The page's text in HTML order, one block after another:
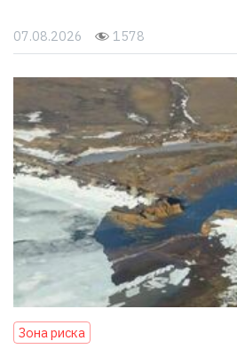
07.08.2026 1578
Зона риска